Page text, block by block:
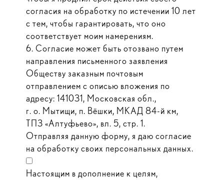
согласия на обработку по истечении 10 лет
с тем, чтобы гарантировать, что оно
соответствует моим намерениям.
6. Согласие может быть отозвано путем
направления письменного заявления
Обществу заказным почтовым
отправлением с описью вложения по
адресу: 141031, Московская обл.,
г. о. Мытищи, п. Вёшки, МКАД 84-й км,
ТПЗ «Алтуфьево», вл. 5, стр. 1.
Отправляя данную форму, я даю согласие
на обработку своих персональных данных.
Настоящим в дополнение к целям,